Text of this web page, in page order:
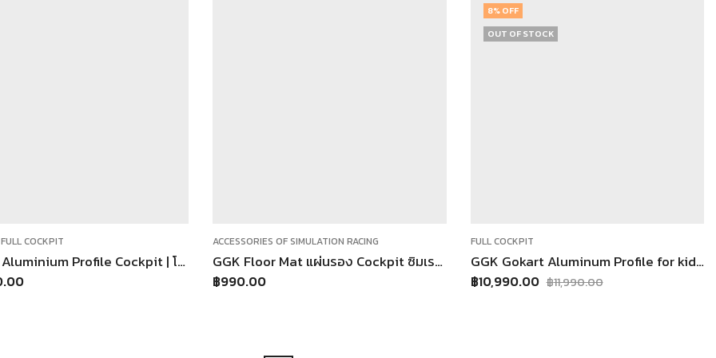
FULL COCKPIT
GGK F1 Aluminium Profile Cockpit | โครงซิมเรซซิ่ง สไตล์ F1 รองรับ Direct Drive
ACCESSORIES OF SIMULATION RACING
GGK Floor Mat แผ่นรอง Cockpit ซิมเรซซิ่ง – กันลื่น ลดเสียง ป้องกันพื้น สำหรับ Wheel Stand และ Full Cockpit
฿990.00
8% OFF
OUT OF STOCK
FULL COCKPIT
GGK Gokart Aluminum Profile for kid ค็อกพิท สำหรับเด็ก
฿10,990.00 ฿11,990.00